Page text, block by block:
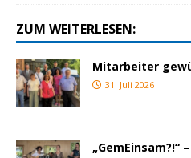
ZUM WEITERLESEN:
Mitarbeiter
31. Juli 2026
„GemEinsam?!“